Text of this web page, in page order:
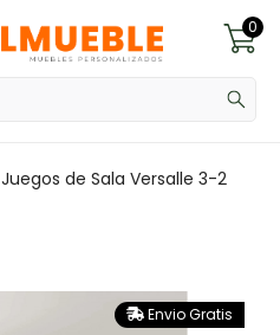
0
Juegos de Sala Versalle 3-2
Envio Gratis